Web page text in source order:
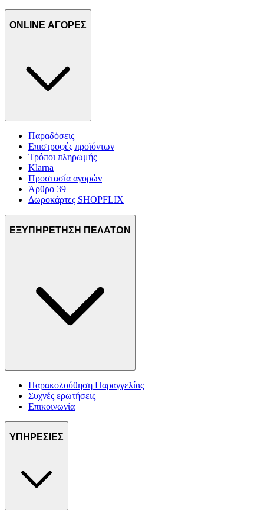
ONLINE ΑΓΟΡΕΣ
Παραδόσεις
Επιστροφές προϊόντων
Τρόποι πληρωμής
Klarna
Προστασία αγορών
Άρθρο 39
Δωροκάρτες SHOPFLIX
ΕΞΥΠΗΡΕΤΗΣΗ ΠΕΛΑΤΩΝ
Παρακολούθηση Παραγγελίας
Συχνές ερωτήσεις
Επικοινωνία
ΥΠΗΡΕΣΙΕΣ